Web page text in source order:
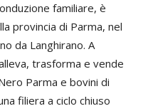
familiare, è
provincia di Parma, nel
da Langhirano. A
trasforma e vende
Parma e bovini di
filiera a ciclo chiuso